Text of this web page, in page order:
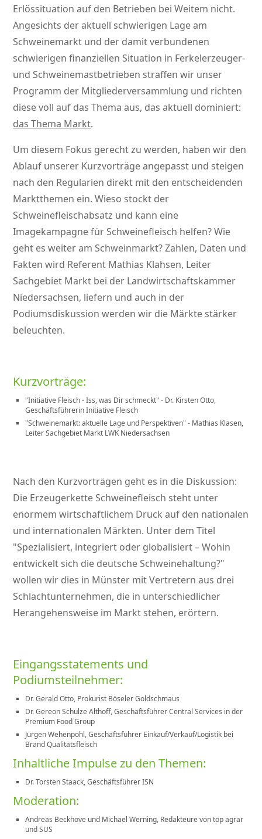
Erlössituation auf den Betrieben bei Weitem nicht.
Angesichts der aktuell schwierigen Lage am
Schweinemarkt und der damit verbundenen
schwierigen finanziellen Situation in Ferkelerzeuger-
und Schweinemastbetrieben straffen wir unser
Programm der Mitgliederversammlung und richten
diese voll auf das Thema aus, das aktuell dominiert:
das Thema Markt.
Um diesem Fokus gerecht zu werden, haben wir den
Ablauf unserer Kurzvorträge angepasst und steigen
nach den Regularien direkt mit den entscheidenden
Marktthemen ein. Wieso stockt der
Schweinefleischabsatz und kann eine
Imagekampagne für Schweinefleisch helfen? Wie
geht es weiter am Schweinmarkt? Zahlen, Daten und
Fakten wird Referent Mathias Klahsen, Leiter
Sachgebiet Markt bei der Landwirtschaftskammer
Niedersachsen, liefern und auch in der
Podiumsdiskussion werden wir die Märkte stärker
beleuchten.
Kurzvorträge:
Initiative Fleisch - Iss, was Dir schmeckt - Dr. Kirsten Otto,
Geschäftsführerin Initiative Fleisch
Schweinemarkt: aktuelle Lage und Perspektiven - Mathias Klasen,
Leiter Sachgebiet Markt LWK Niedersachsen
Nach den Kurzvorträgen geht es in die Diskussion:
Die Erzeugerkette Schweinefleisch steht unter
enormem wirtschaftlichem Druck auf den nationalen
und internationalen Märkten. Unter dem Titel
Spezialisiert, integriert oder globalisiert – Wohin
entwickelt sich die deutsche Schweinehaltung?
wollen wir dies in Münster mit Vertretern aus drei
Schlachtunternehmen, die in unterschiedlicher
Herangehensweise im Markt stehen, erörtern.
Eingangsstatements und
Podiumsteilnehmer:
Dr. Gerald Otto, Prokurist Böseler Goldschmaus
Dr. Gereon Schulze Althoff, Geschäftsführer Central Services in der
Premium Food Group
Jürgen Wehenpohl, Geschäftsführer Einkauf/Verkauf/Logistik bei
Brand Qualitätsfleisch
Inhaltliche Impulse zu den Themen:
Dr. Torsten Staack, Geschäftsführer ISN
Moderation:
Andreas Beckhove und Michael Werning, Redakteure von top agrar
und SUS